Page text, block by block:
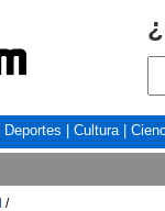
Deportes Cultura|
/